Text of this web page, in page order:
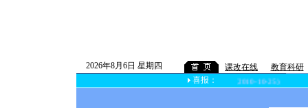
2026年8月6日 星期四 课改在线
教育科研
喜报：
贺数学组、英语组获常熟市学科解题能力竞赛团体三等奖！(2010-10-25)